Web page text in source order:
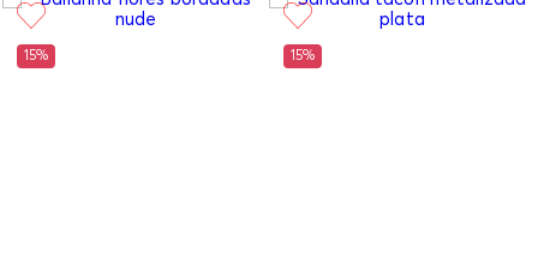
15% 15%